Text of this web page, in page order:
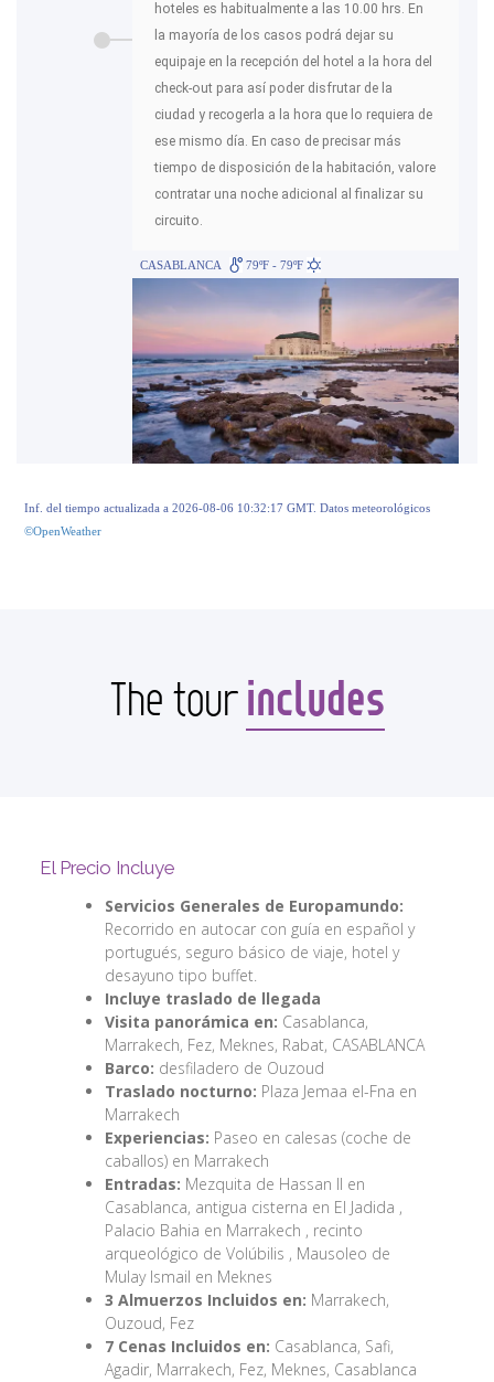
hoteles es habitualmente a las 10.00 hrs. En
la mayoría de los casos podrá dejar su
equipaje en la recepción del hotel a la hora del
check-out para así poder disfrutar de la
ciudad y recogerla a la hora que lo requiera de
ese mismo día. En caso de precisar más
tiempo de disposición de la habitación, valore
contratar una noche adicional al finalizar su
circuito.
CASABLANCA 79ºF - 79ºF
Inf. del tiempo actualizada a 2026-08-06 10:32:17 GMT. Datos meteorológicos
©OpenWeather
The tourincludes
El Precio Incluye
Servicios Generales de Europamundo:
Recorrido en autocar con guía en español y
portugués, seguro básico de viaje, hotel y
desayuno tipo buffet.
Incluye traslado de llegada
Visita panorámica en: Casablanca,
Marrakech, Fez, Meknes, Rabat, CASABLANCA
Barco: desfiladero de Ouzoud
Traslado nocturno: Plaza Jemaa el-Fna en
Marrakech
Experiencias: Paseo en calesas (coche de
caballos) en Marrakech
Entradas: Mezquita de Hassan II en
Casablanca, antigua cisterna en El Jadida ,
Palacio Bahia en Marrakech , recinto
arqueológico de Volúbilis , Mausoleo de
Mulay Ismail en Meknes
3 Almuerzos Incluidos en: Marrakech,
Ouzoud, Fez
7 Cenas Incluidos en: Casablanca, Safi,
Agadir, Marrakech, Fez, Meknes, Casablanca